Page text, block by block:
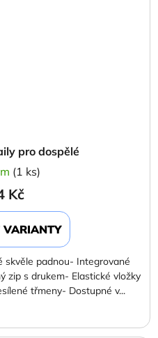
pro dospělé
(1 ks)
Kč
VARIANTY
skvěle padnou- Integrované
zip s drukem- Elastické vložky
třmeny- Dostupné v...